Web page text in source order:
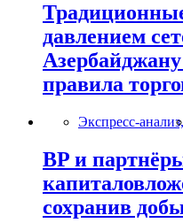
давлением
правила
Экспресс-анализ,
BP и
сохранив